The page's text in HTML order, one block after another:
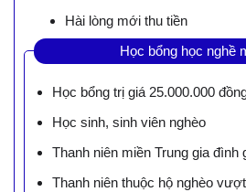
Hài lòng mới thu tiền
Học bổng học nghề
Học bổng trị giá 25.000.000
Học sinh, sinh viên nghèo
Thanh niên miền Trung gia đình
Thanh niên thuộc hộ nghèo